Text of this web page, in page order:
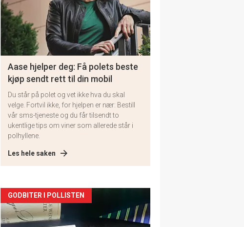
Aase hjelper deg: Få polets beste
kjøp sendt rett til din mobil
Du står på polet og vet ikke hva du skal
velge. Fortvil ikke, for hjelpen er nær: Bestill
vår sms-tjeneste og du får tilsendt to
ukentlige tips om viner som allerede står i
polhyllene.
Les hele saken
Artikler
detail
GODBITER I POLLISTEN